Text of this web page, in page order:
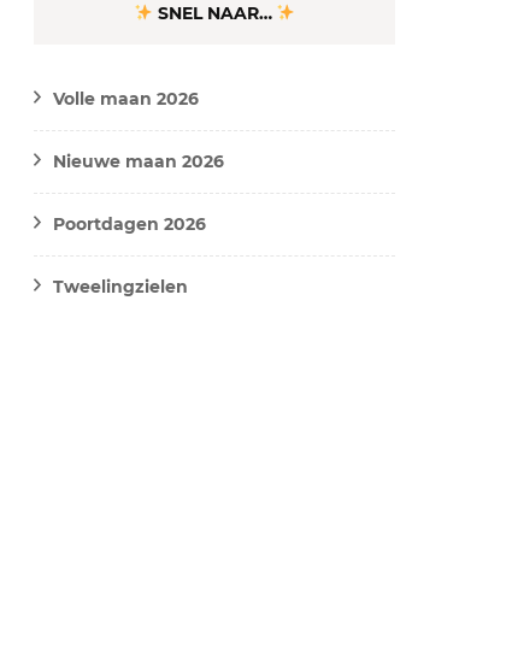
SNEL NAAR…
Volle maan 2026
Nieuwe maan 2026
Poortdagen 2026
Tweelingzielen